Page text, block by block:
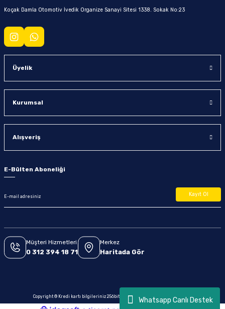
Whatsapp Canlı Destek
Koçak Damla Otomotiv İvedik Organize Sanayi Sitesi 1338. Sokak No:23
Üyelik
Kurumsal
Alışveriş
E-Bülten Aboneliği
Kayıt Ol
Müşteri Hizmetleri
0 312 394 18 71
Merkez
Haritada Gör
Copyright © Kredi kartı bilgileriniz 256bit SSL sertifikası ile korunmaktadır.